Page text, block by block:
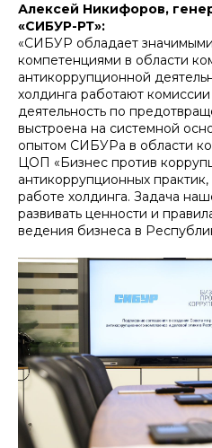
Алексей Никифоров,
«СИБУР-РТ»:
«СИБУР обладает
компетенциями в области
антикоррупционной
холдинга работают
деятельность по
выстроена на системной
опытом СИБУРа в области
ЦОП «Бизнес против
антикоррупционных
работе холдинга. Задача
развивать ценности и
ведения бизнеса в